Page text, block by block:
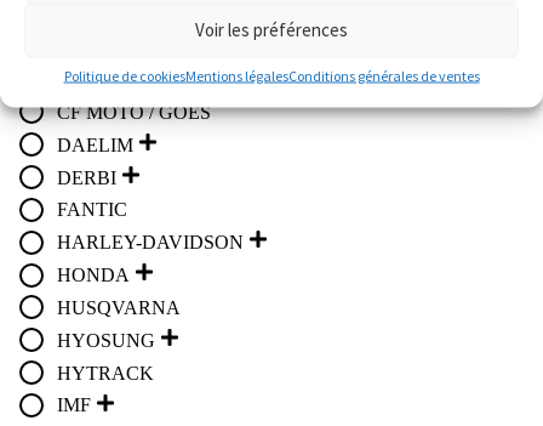
Voir les préférences
Politique de cookiesMentions légalesConditions générales de ventes
BMW
CF MOTO / GOES
DAELIM
DERBI
FANTIC
HARLEY-DAVIDSON
HONDA
HUSQVARNA
HYOSUNG
HYTRACK
IMF